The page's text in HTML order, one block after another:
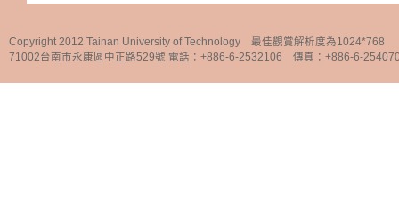
Copyright 2012 Tainan University of Technology 最佳觀賞解析度為1024*768
71002台南市永康區中正路529號 電話：+886-6-2532106 傳真：+886-6-